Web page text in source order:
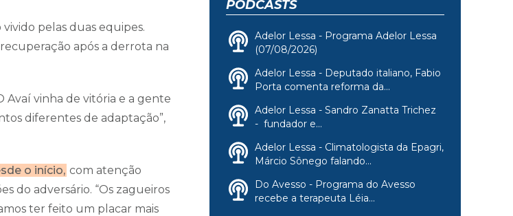
pelas duas equipes.
após a derrota na
Avaí vinha de vitória e a gente
diferentes de adaptação”,
o início, com atenção
do adversário. “Os zagueiros
ter feito um placar mais
PODCASTS
Adelor Lessa - Programa Adelor Lessa
(07/08/2026)
Adelor Lessa - Deputado italiano, Fabio
Porta comenta reforma da...
Adelor Lessa - Sandro Zanatta Trichez
- fundador e...
Adelor Lessa - Climatologista da Epagri,
Márcio Sônego falando...
Do Avesso - Programa do Avesso
recebe a terapeuta Léia...